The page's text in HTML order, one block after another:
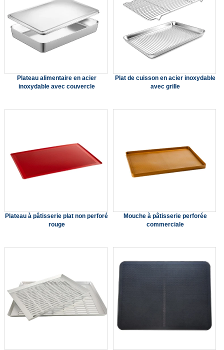
Plateau alimentaire en acier
inoxydable avec couvercle
Plat de cuisson en acier inoxydable
avec grille
Plateau à pâtisserie plat non perforé
rouge
Mouche à pâtisserie perforée
commerciale